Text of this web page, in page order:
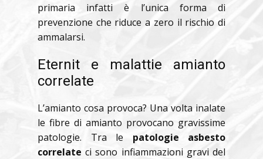
primaria infatti è l’unica forma di
prevenzione che riduce a zero il rischio di
ammalarsi.
Eternit e malattie amianto
correlate
L’amianto cosa provoca? Una volta inalate
le fibre di amianto provocano gravissime
patologie. Tra le patologie asbesto
correlateci sono infiammazioni gravi del